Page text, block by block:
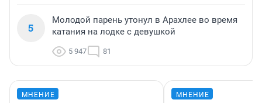
5
Молодой парень утонул в Арахлее во время
катания на лодке с девушкой
5 947 81
МНЕНИЕ МНЕНИЕ